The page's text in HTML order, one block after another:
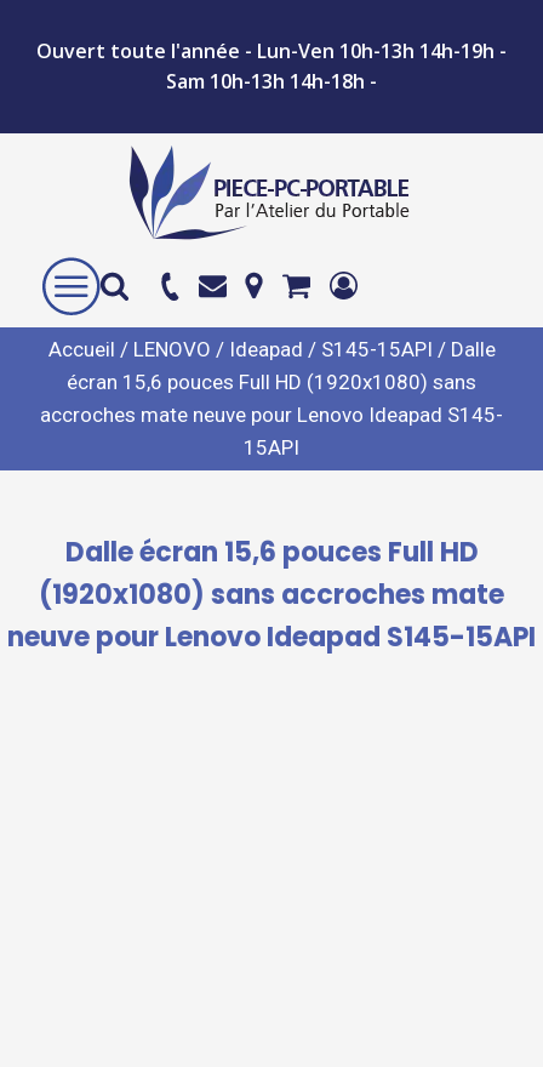
Ouvert toute l'année - Lun-Ven 10h-13h 14h-19h -
Sam 10h-13h 14h-18h -
Accueil / LENOVO / Ideapad / S145-15API / Dalle
écran 15,6 pouces Full HD (1920x1080) sans
accroches mate neuve pour Lenovo Ideapad S145-
15API
Dalle écran 15,6 pouces Full HD
(1920x1080) sans accroches mate
neuve pour Lenovo Ideapad S145-15API